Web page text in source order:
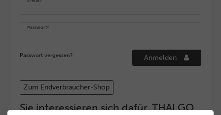
Passwort*
Passwort vergessen? Anmelden
Zum Endverbraucher-Shop
Sie interessieren sich dafür, THALGO